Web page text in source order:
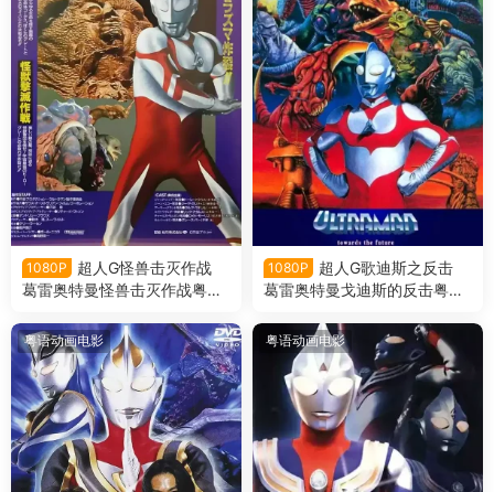
1080P
超人G怪兽击灭作战
葛雷奥特曼怪兽击灭作战粤语
1080P
超人G歌迪斯之反击
葛雷奥特曼戈迪斯的反击粤语
粤语动画电影 粤语动画电影